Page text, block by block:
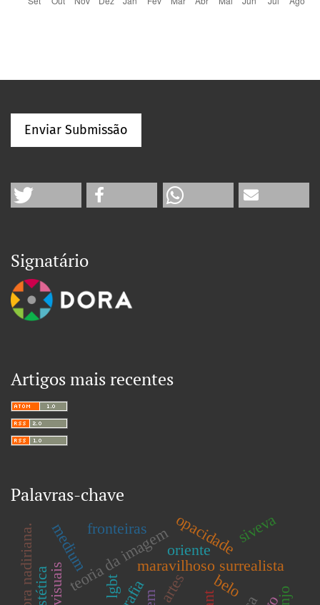
Enviar Submissão
Signatário
Artigos mais recentes
Palavras-chave
teoria da imagemmaravilhoso surrealista
mediumfronteiras
belo
opacidade
artes
obra nadiriana. lgbt
oriente
siveva